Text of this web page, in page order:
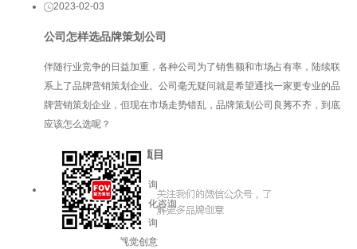
2023-02-03
公司怎样选品牌策划公司
伴随行业竞争的日益加重，各种公司为了销售额和市场占有率，陆续联
系上了品牌营销策划企业。公司毫无疑问就是希望通找一家更专业的品
牌营销策划企业，但现在市场走势错乱，品牌策划公司良莠不齐，到底
应该怎么选呢？
服务项目
品牌咨询
企业文化咨询
增长咨询
视觉创意